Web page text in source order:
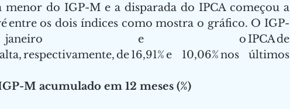
menor do IGP-M e a disparada do IPCA começou a
entre os dois índices como mostra o gráfico. O IGP-
e o IPCA de
respectivamente, de 16,91% e 10,06% nos últimos
M acumulado em 12 meses (%)